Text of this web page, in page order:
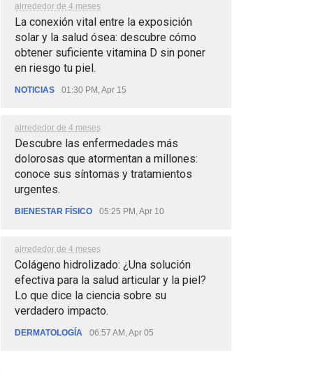
alrrededor de 4 meses
La conexión vital entre la exposición
solar y la salud ósea: descubre cómo
obtener suficiente vitamina D sin poner
en riesgo tu piel.
NOTICIAS 01:30 PM, Apr 15
alrrededor de 4 meses
Descubre las enfermedades más
dolorosas que atormentan a millones:
conoce sus síntomas y tratamientos
urgentes.
BIENESTAR FÍSICO 05:25 PM, Apr 10
alrrededor de 4 meses
Colágeno hidrolizado: ¿Una solución
efectiva para la salud articular y la piel?
Lo que dice la ciencia sobre su
verdadero impacto.
DERMATOLOGÍA 06:57 AM, Apr 05